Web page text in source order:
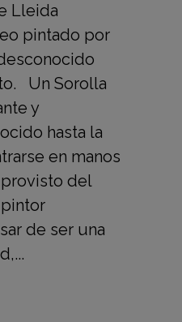
Lleida
pintado por
Un Sorolla
y
hasta la
en manos
del
de ser una